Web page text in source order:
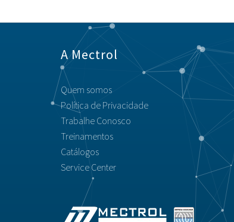
A Mectrol
Quem somos
Política de Privacidade
Trabalhe Conosco
Treinamentos
Catálogos
Service Center